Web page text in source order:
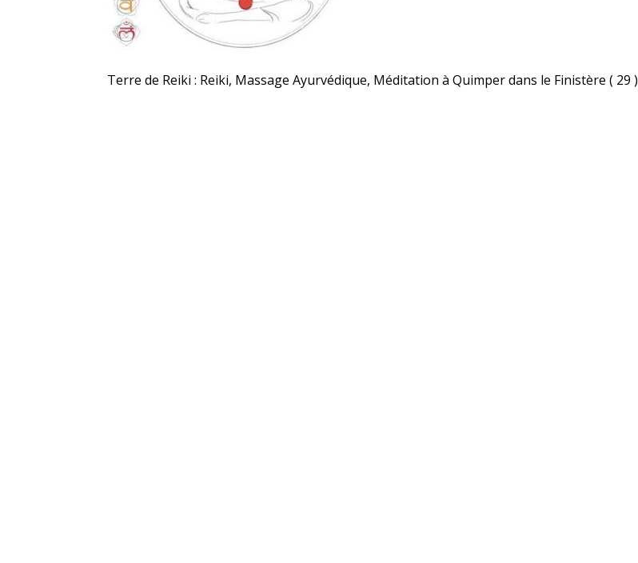
Terre de Reiki : Reiki, Massage Ayurvédique, Méditation à Quimper dans le Finistère ( 29 )